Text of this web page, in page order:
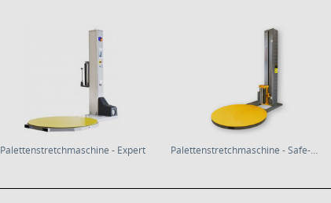
Palettenstretchmaschine - Expert Palettenstretchmaschine - Safe-Load